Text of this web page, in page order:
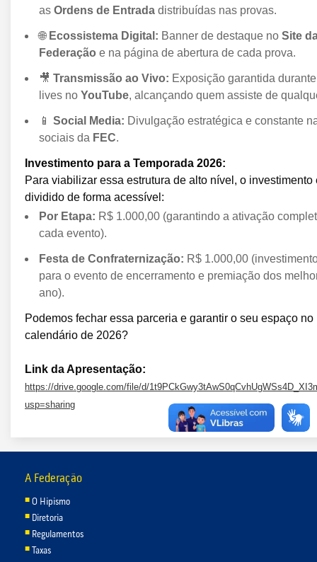
as Ordens de Entrada distribuídas nas provas.
🌐 Ecossistema Digital: Banner de destaque no Site
Federação e na página de abertura de cada prova.
🎥 Transmissão ao Vivo: Exposição garantida
lives no YouTube, alcançando quem assiste de
📱 Social Media: Divulgação estratégica e constante
sociais da FEC.
Investimento para a Temporada 2026:
Para viabilizar essa estrutura de alto nível, o investimento
dividido de forma acessível:
Por Etapa: R$ 1.000,00 (garantindo a ativação
cada evento).
Festa de Confraternização: R$ 1.000,00
para o evento de encerramento e premiação dos
ano).
Podemos fechar essa parceria e garantir o seu espaço no
calendário de 2026?
Link da Apresentação:
https://drive.google.com/file/d/
usp=sharing
A Federação
O Hipismo
Diretoria
Regulamentos
Taxas